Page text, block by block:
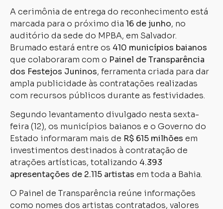
A cerimônia de entrega do reconhecimento está
marcada para o próximo dia 16 de junho, no
auditório da sede do MPBA, em Salvador.
Brumado estará entre os 410 municípios baianos
que colaboraram com o Painel de Transparência
dos Festejos Juninos, ferramenta criada para dar
ampla publicidade às contratações realizadas
com recursos públicos durante as festividades.
Segundo levantamento divulgado nesta sexta-
feira (12), os municípios baianos e o Governo do
Estado informaram mais de R$ 615 milhões em
investimentos destinados à contratação de
atrações artísticas, totalizando 4.393
apresentações de 2.115 artistas em toda a Bahia.
O Painel de Transparência reúne informações
como nomes dos artistas contratados, valores